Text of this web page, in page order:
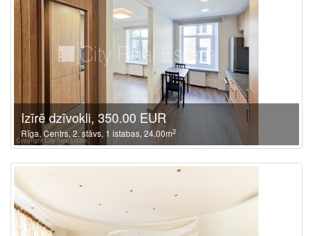
Izīrē dzīvokli, 350.00 EUR
Rīga, Centrs, 2. stāvs, 1 istabas, 24.00m2